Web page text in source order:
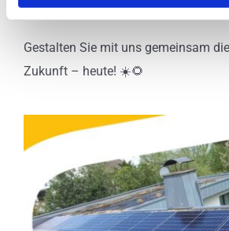
Photovoltaik-Erfolgsgeschichten.
Gestalten Sie mit uns gemeinsam
Zukunft – heute! ☀️🌻